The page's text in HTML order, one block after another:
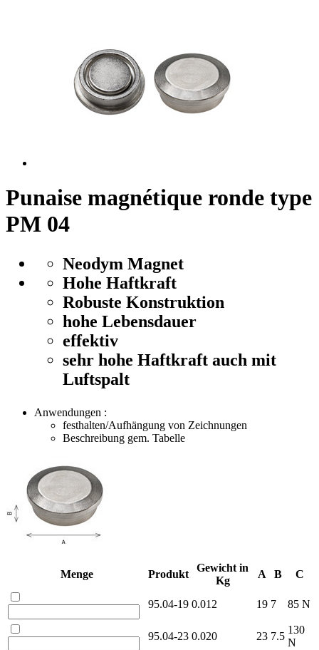
Punaise magnétique ronde type
PM 04
Neodym Magnet
Hohe Haftkraft
Robuste Konstruktion
hohe Lebensdauer
effektiv
sehr hohe Haftkraft auch mit
Luftspalt
Anwendungen :
festhalten/Aufhängung von Zeichnungen
Beschreibung gem. Tabelle
Menge Produkt
Gewicht in
Kg
A B C
95.04-19 0.012 19 7 85 N
95.04-23 0.020 23 7.5
130
N